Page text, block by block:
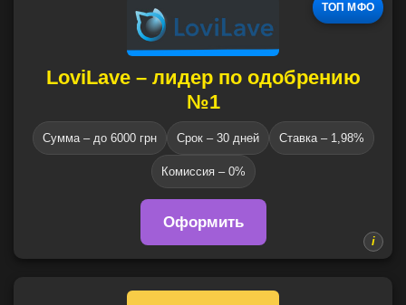
ТОП МФО
LoviLave – лидер по одобрению
№1
Сумма – до 6000 грн Срок – 30 дней Ставка – 1,98%
Комиссия – 0%
Оформить